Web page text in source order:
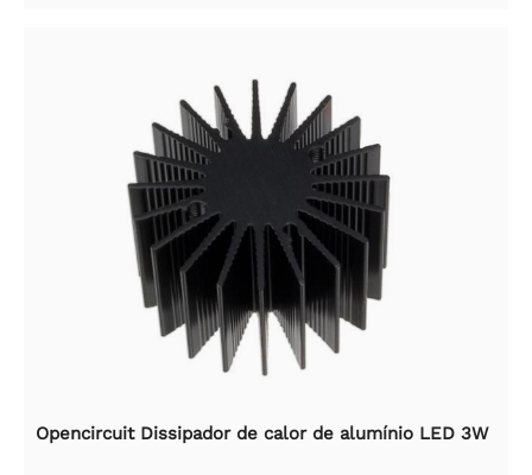
Opencircuit Dissipador de calor de alumínio LED 3W